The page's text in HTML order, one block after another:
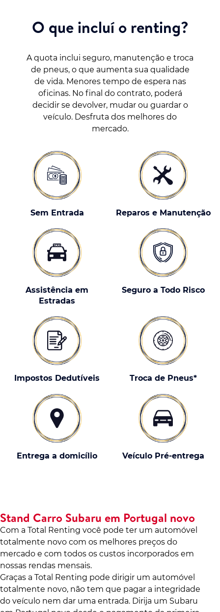
O que incluí o renting?
A quota inclui seguro, manutenção e troca
de pneus, o que aumenta sua qualidade
de vida. Menores tempo de espera nas
oficinas. No final do contrato, poderá
decidir se devolver, mudar ou guardar o
veículo. Desfruta dos melhores do
mercado.
Sem Entrada Reparos e Manutenção
Assistência em
Estradas
Seguro a Todo Risco
Impostos Dedutíveis Troca de Pneus*
Entrega a domicílio Veículo Pré-entrega
Stand Carro Subaru em Portugal novo
Com a Total Renting você pode ter um automóvel
totalmente novo com os melhores preços do
mercado e com todos os custos incorporados em
nossas rendas mensais.
Graças a Total Renting pode dirigir um automóvel
totalmente novo, não tem que pagar a integridade
do veículo nem dar uma entrada. Dirija um Subaru